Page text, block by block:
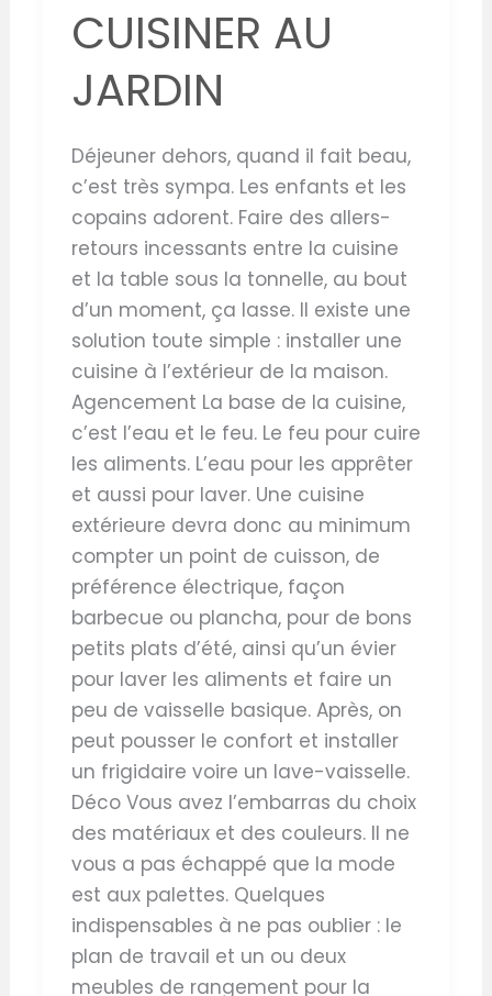
CUISINER AU
JARDIN
Déjeuner dehors, quand il fait beau,
c’est très sympa. Les enfants et les
copains adorent. Faire des allers-
retours incessants entre la cuisine
et la table sous la tonnelle, au bout
d’un moment, ça lasse. Il existe une
solution toute simple : installer une
cuisine à l’extérieur de la maison.
Agencement La base de la cuisine,
c’est l’eau et le feu. Le feu pour cuire
les aliments. L’eau pour les apprêter
et aussi pour laver. Une cuisine
extérieure devra donc au minimum
compter un point de cuisson, de
préférence électrique, façon
barbecue ou plancha, pour de bons
petits plats d’été, ainsi qu’un évier
pour laver les aliments et faire un
peu de vaisselle basique. Après, on
peut pousser le confort et installer
un frigidaire voire un lave-vaisselle.
Déco Vous avez l’embarras du choix
des matériaux et des couleurs. Il ne
vous a pas échappé que la mode
est aux palettes. Quelques
indispensables à ne pas oublier : le
plan de travail et un ou deux
meubles de rangement pour la